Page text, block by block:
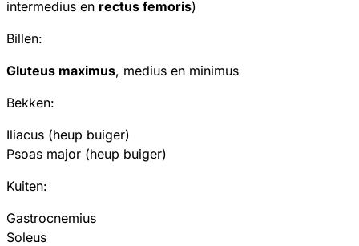
intermedius en rectus femoris)
Billen:
Gluteus maximus, medius en minimus
Bekken:
Iliacus (heup buiger)
Psoas major (heup buiger)
Kuiten:
Gastrocnemius
Soleus